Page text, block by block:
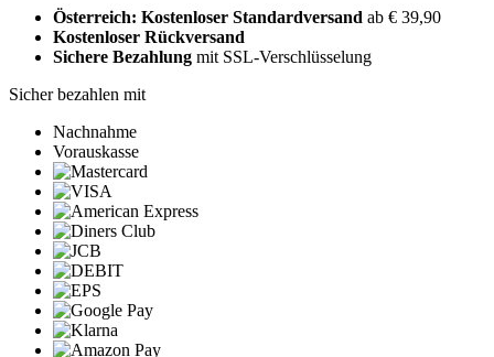
Österreich: Kostenloser Standardversand ab € 39,90
Kostenloser Rückversand
Sichere Bezahlung mit SSL-Verschlüsselung
Sicher bezahlen mit
Nachnahme
Vorauskasse